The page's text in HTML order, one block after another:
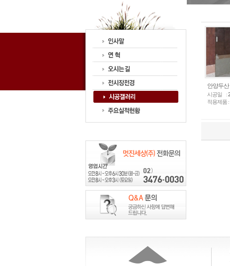
안양두산
시공일 :
적용제품 :